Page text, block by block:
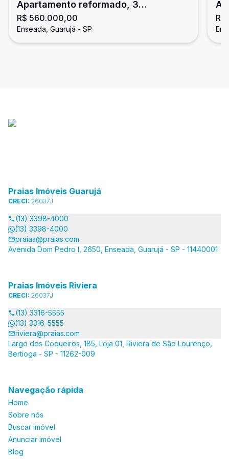
Apartamento reformado, 3
dormitórios, Enseada, Guarujá
R$ 560.000,00
Enseada, Guarujá - SP
Praias Imóveis Guarujá
CRECI: 26037J
(13) 3398-4000
(13) 3398-4000
praias@praias.com
Avenida Dom Pedro I, 2650, Enseada, Guarujá - SP - 11440001
Praias Imóveis Riviera
CRECI: 26037J
(13) 3316-5555
(13) 3316-5555
riviera@praias.com
Largo dos Coqueiros, 185, Loja 01, Riviera de São Lourenço,
Bertioga - SP - 11262-009
Navegação rápida
Home
Sobre nós
Buscar imóvel
Anunciar imóvel
Blog